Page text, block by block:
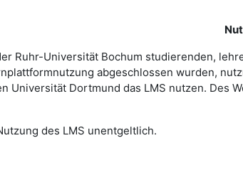
Ruhr-Universität Bochum studierenden,
abgeschlossen wurden,
Universität Dortmund das LMS nutzen.
des LMS unentgeltlich.